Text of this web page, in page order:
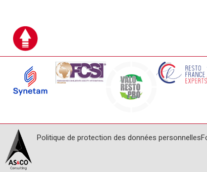
Politique de protection des données personnelles